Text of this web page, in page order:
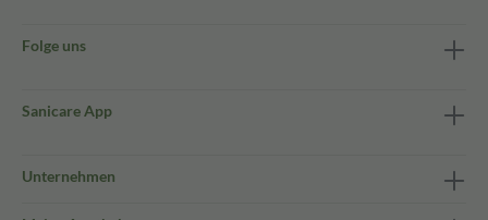
Folge uns
Sanicare App
Unternehmen